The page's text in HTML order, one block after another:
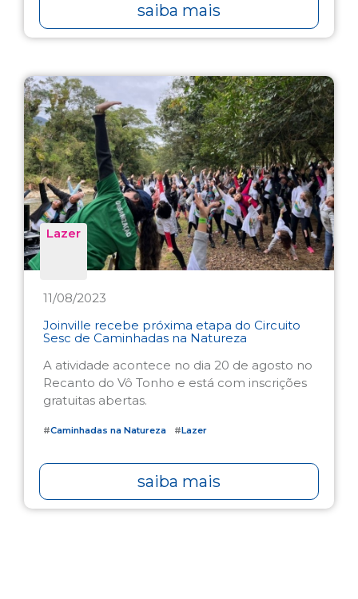
saiba mais
Lazer
11/08/2023
Joinville recebe próxima etapa do Circuito
Sesc de Caminhadas na Natureza
A atividade acontece no dia 20 de agosto no
Recanto do Vô Tonho e está com inscrições
gratuitas abertas.
#Caminhadas na Natureza #Lazer
saiba mais